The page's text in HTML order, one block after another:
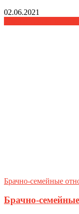
02.06.2021
Брачно-семейные
Брачно-